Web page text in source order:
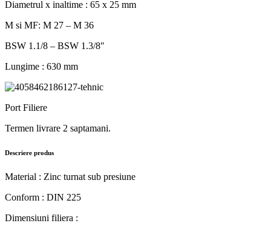
Diametrul x inaltime : 65 x 25 mm
M si MF: M 27 – M 36
BSW 1.1/8 – BSW 1.3/8ʺ
Lungime : 630 mm
Port Filiere
Termen livrare 2 saptamani.
Descriere produs
Material : Zinc turnat sub presiune
Conform : DIN 225
Dimensiuni filiera :